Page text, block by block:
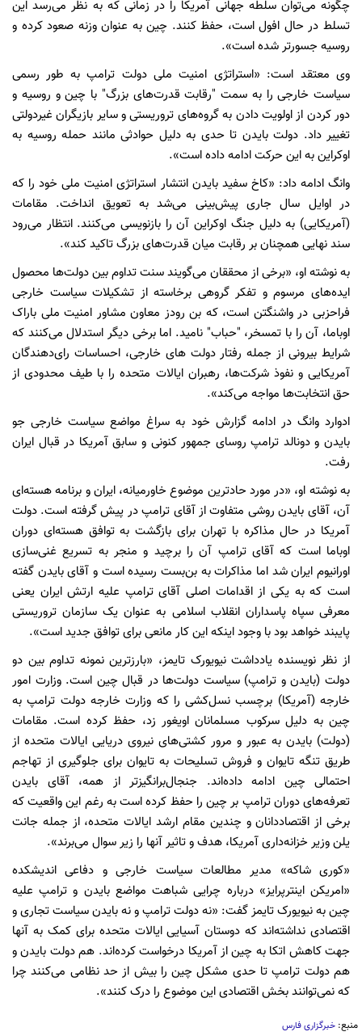
چگونه می‌توان سلطه جهانی آمریکا را در زمانی که به نظر می‌رسد این
تسلط در حال افول است، حفظ کنند. چین به عنوان وزنه صعود کرده و
روسیه جسورتر شده است».
وی معتقد است: «استراتژی امنیت ملی دولت ترامپ به طور رسمی
سیاست خارجی را به سمت "رقابت قدرت‌های بزرگ" با چین و روسیه و
دور کردن از اولویت دادن به گروه‌های تروریستی و سایر بازیگران غیردولتی
تغییر داد. دولت بایدن تا حدی به دلیل حوادثی مانند حمله روسیه به
اوکراین به این حرکت ادامه داده است».
وانگ ادامه داد: «کاخ سفید بایدن انتشار استراتژی امنیت ملی خود را که
در اوایل سال جاری پیش‌بینی می‌شد به تعویق انداخت. مقامات
(آمریکایی) به دلیل جنگ اوکراین آن را بازنویسی می‌کنند. انتظار می‌رود
سند نهایی همچنان بر رقابت میان قدرت‌های بزرگ تاکید کند».
به نوشته او، «برخی از محققان می‌گویند سنت تداوم بین دولت‌ها محصول
ایده‌های مرسوم و تفکر گروهی برخاسته از تشکیلات سیاست خارجی
فراحزبی در واشنگتن است، که بن رودز معاون مشاور امنیت ملی باراک
اوباما، آن را با تمسخر، "حباب" نامید. اما برخی دیگر استدلال می‌کنند که
شرایط بیرونی از جمله رفتار دولت های خارجی، احساسات رای‌دهندگان
آمریکایی و نفوذ شرکت‌ها، رهبران ایالات متحده را با طیف محدودی از
حق انتخابت‌ها مواجه می‌کند».
ادوارد وانگ در ادامه گزارش خود به سراغ مواضع سیاست خارجی جو
بایدن و دونالد ترامپ روسای جمهور کنونی و سابق آمریکا در قبال ایران
رفت.
به نوشته او، «در مورد حادترین موضوع خاورمیانه، ایران و برنامه هسته‌ای
آن، آقای بایدن روشی متفاوت از آقای ترامپ در پیش گرفته است. دولت
آمریکا در حال مذاکره با تهران برای بازگشت به توافق هسته‌ای دوران
اوباما است که آقای ترامپ آن را برچید و منجر به تسریع غنی‌سازی
اورانیوم ایران شد اما مذاکرات به بن‌بست رسیده است و آقای بایدن گفته
است که به یکی از اقدامات اصلی آقای ترامپ علیه ارتش ایران یعنی
معرفی سپاه پاسداران انقلاب اسلامی به عنوان یک سازمان تروریستی
پایبند خواهد بود با وجود اینکه این کار مانعی برای توافق جدید است».
از نظر نویسنده یادداشت نیویورک تایمز، «بارزترین نمونه تداوم بین دو
دولت (بایدن و ترامپ) سیاست دولت‌ها در قبال چین است. وزارت امور
خارجه (آمریکا) برچسب نسل‌کشی را که وزارت خارجه دولت ترامپ به
چین به دلیل سرکوب مسلمانان اویغور زد، حفظ کرده است. مقامات
(دولت) بایدن به عبور و مرور کشتی‌های نیروی دریایی ایالات متحده از
طریق تنگه تایوان و فروش تسلیحات به تایوان برای جلوگیری از تهاجم
احتمالی چین ادامه داده‌اند. جنجال‌برانگیزتر از همه، آقای بایدن
تعرفه‌های دوران ترامپ بر چین را حفظ کرده است به رغم این واقعیت که
برخی از اقتصاددانان و چندین مقام ارشد ایالات متحده، از جمله جانت
یلن وزیر خزانه‌داری آمریکا، هدف و تاثیر آنها را زیر سوال می‌برند».
«کوری شاکه» مدیر مطالعات سیاست خارجی و دفاعی اندیشکده
«امریکن اینترپرایز» درباره چرایی شباهت مواضع بایدن و ترامپ علیه
چین به نیویورک تایمز گفت: «نه دولت ترامپ و نه بایدن سیاست تجاری و
اقتصادی نداشته‌اند که دوستان آسیایی ایالات متحده برای کمک به آنها
جهت کاهش اتکا به چین از آمریکا درخواست کرده‌اند. هم دولت بایدن و
هم دولت ترامپ تا حدی مشکل چین را بیش از حد نظامی می‌کنند چرا
که نمی‌توانند بخش اقتصادی این موضوع را درک کنند».
منبع: خبرگزاری فارس